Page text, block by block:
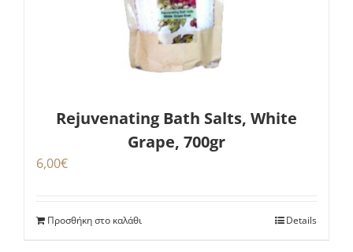
Rejuvenating Bath Salts, White
Grape, 700gr
6,00€
Προσθήκη στο καλάθι Details